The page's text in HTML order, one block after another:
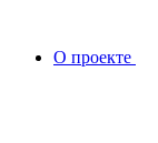
О проекте